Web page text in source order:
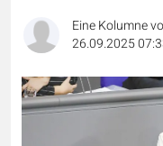
Eine Kolumne
26.09.2025